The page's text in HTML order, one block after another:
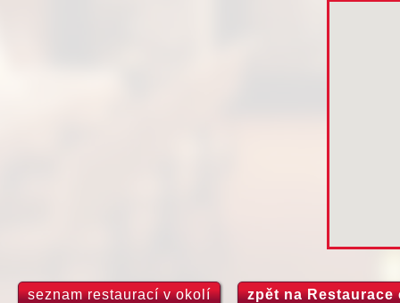
seznam restaurací v okolí zpět na Restaurace